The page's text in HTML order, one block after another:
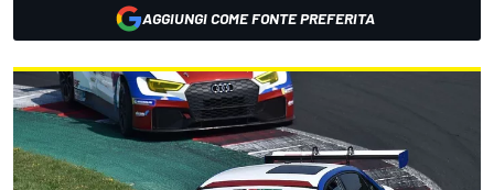
AGGIUNGI COME FONTE PREFERITA